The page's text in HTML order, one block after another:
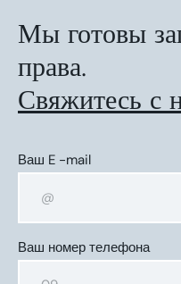
Мы готовы
права.
Свяжитесь с
Ваш E -mail
Ваш номер телефона